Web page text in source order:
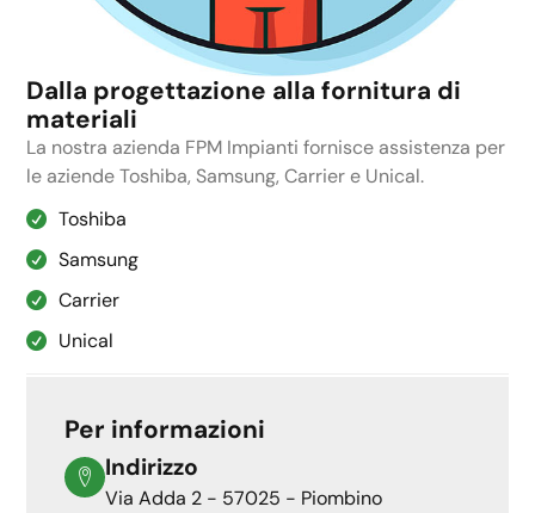
Dalla progettazione alla fornitura di
materiali
La nostra azienda FPM Impianti fornisce assistenza per
le aziende Toshiba, Samsung, Carrier e Unical.
Toshiba
Samsung
Carrier
Unical
Per informazioni
Indirizzo
Via Adda 2 - 57025 - Piombino